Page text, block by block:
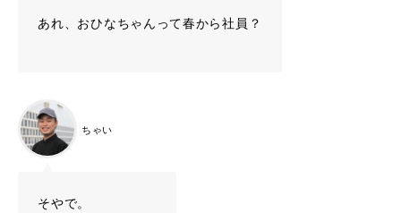
あれ、おひなちゃんって春から社員？
ちゃい
そやで。